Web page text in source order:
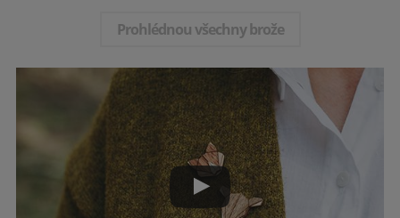
Prohlédnou všechny brože